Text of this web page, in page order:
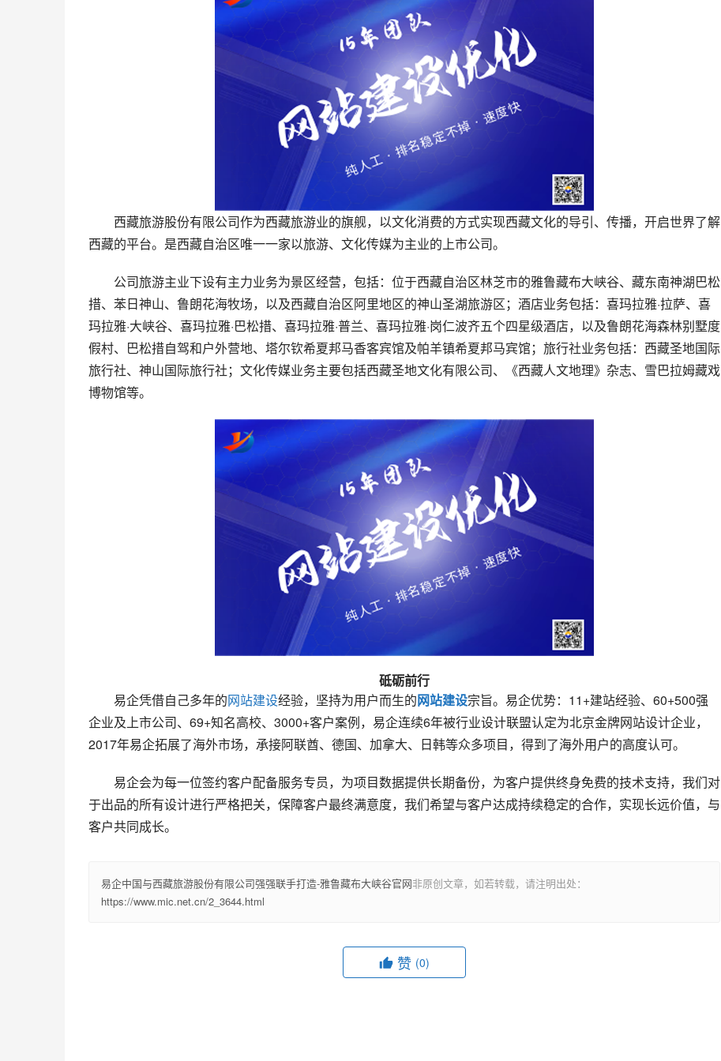
西藏旅游股份有限公司作为西藏旅游业的旗舰，以文化消费的方式实现西藏文化的导引、传播，开启世界了解
西藏的平台。是西藏自治区唯一一家以旅游、文化传媒为主业的上市公司。
公司旅游主业下设有主力业务为景区经营，包括：位于西藏自治区林芝市的雅鲁藏布大峡谷、藏东南神湖巴松
措、苯日神山、鲁朗花海牧场，以及西藏自治区阿里地区的神山圣湖旅游区；酒店业务包括：喜玛拉雅·拉萨、喜
玛拉雅·大峡谷、喜玛拉雅·巴松措、喜玛拉雅·普兰、喜玛拉雅·岗仁波齐五个四星级酒店，以及鲁朗花海森林别墅度
假村、巴松措自驾和户外营地、塔尔钦希夏邦马香客宾馆及帕羊镇希夏邦马宾馆；旅行社业务包括：西藏圣地国际
旅行社、神山国际旅行社；文化传媒业务主要包括西藏圣地文化有限公司、《西藏人文地理》杂志、雪巴拉姆藏戏
博物馆等。
砥砺前行
易企凭借自己多年的网站建设经验，坚持为用户而生的网站建设宗旨。易企优势：11+建站经验、60+500强
企业及上市公司、69+知名高校、3000+客户案例，易企连续6年被行业设计联盟认定为北京金牌网站设计企业，
2017年易企拓展了海外市场，承接阿联酋、德国、加拿大、日韩等众多项目，得到了海外用户的高度认可。
易企会为每一位签约客户配备服务专员，为项目数据提供长期备份，为客户提供终身免费的技术支持，我们对
于出品的所有设计进行严格把关，保障客户最终满意度，我们希望与客户达成持续稳定的合作，实现长远价值，与
客户共同成长。
易企中国与西藏旅游股份有限公司强强联手打造-雅鲁藏布大峡谷官网非原创文章，如若转载，请注明出处：
https://www.mic.net.cn/2_3644.html
赞 (0)